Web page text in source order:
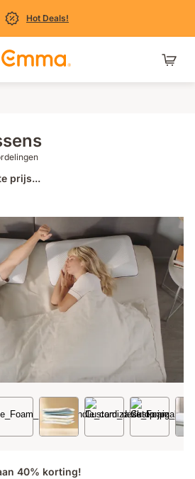
Hot Deals!
5 sterren 2596 beoordelingen
prijs...
40% korting!